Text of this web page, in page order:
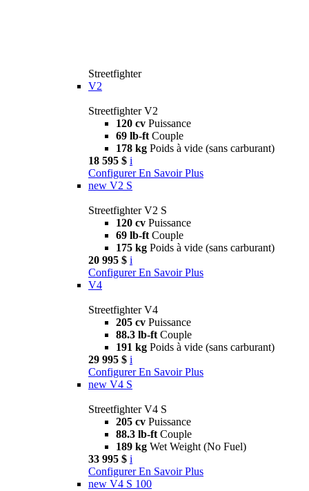
Streetfighter
V2
Streetfighter V2
120 cv Puissance
69 lb-ft Couple
178 kg Poids à vide (sans carburant)
18 595 $ i
Configurer En Savoir Plus
new V2 S
Streetfighter V2 S
120 cv Puissance
69 lb-ft Couple
175 kg Poids à vide (sans carburant)
20 995 $ i
Configurer En Savoir Plus
V4
Streetfighter V4
205 cv Puissance
88.3 lb-ft Couple
191 kg Poids à vide (sans carburant)
29 995 $ i
Configurer En Savoir Plus
new V4 S
Streetfighter V4 S
205 cv Puissance
88.3 lb-ft Couple
189 kg Wet Weight (No Fuel)
33 995 $ i
Configurer En Savoir Plus
new V4 S 100